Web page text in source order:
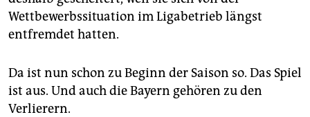
Wettbewerbssituation im Ligabetrieb längst
entfremdet hatten.
Da ist nun schon zu Beginn der Saison so. Das Spiel
ist aus. Und auch die Bayern gehören zu den
Verlierern.